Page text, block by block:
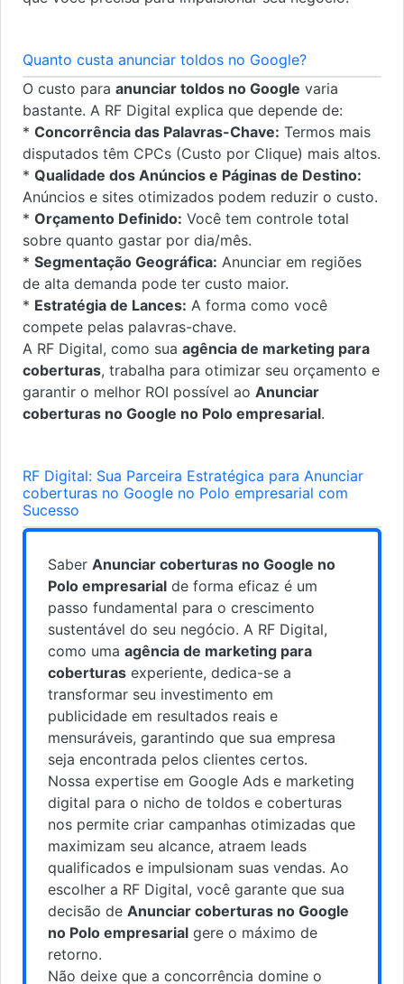
Quanto custa anunciar toldos no Google?
O custo para anunciar toldos no Google varia
bastante. A RF Digital explica que depende de:
* Concorrência das Palavras-Chave: Termos mais
disputados têm CPCs (Custo por Clique) mais altos.
* Qualidade dos Anúncios e Páginas de Destino:
Anúncios e sites otimizados podem reduzir o custo.
* Orçamento Definido: Você tem controle total
sobre quanto gastar por dia/mês.
* Segmentação Geográfica: Anunciar em regiões
de alta demanda pode ter custo maior.
* Estratégia de Lances: A forma como você
compete pelas palavras-chave.
A RF Digital, como sua agência de marketing para
coberturas, trabalha para otimizar seu orçamento e
garantir o melhor ROI possível ao Anunciar
coberturas no Google no Polo empresarial.
RF Digital: Sua Parceira Estratégica para Anunciar
coberturas no Google no Polo empresarial com
Sucesso
Saber Anunciar coberturas no Google no
Polo empresarial de forma eficaz é um
passo fundamental para o crescimento
sustentável do seu negócio. A RF Digital,
como uma agência de marketing para
coberturas experiente, dedica-se a
transformar seu investimento em
publicidade em resultados reais e
mensuráveis, garantindo que sua empresa
seja encontrada pelos clientes certos.
Nossa expertise em Google Ads e marketing
digital para o nicho de toldos e coberturas
nos permite criar campanhas otimizadas que
maximizam seu alcance, atraem leads
qualificados e impulsionam suas vendas. Ao
escolher a RF Digital, você garante que sua
decisão de Anunciar coberturas no Google
no Polo empresarial gere o máximo de
retorno.
Não deixe que a concorrência domine o